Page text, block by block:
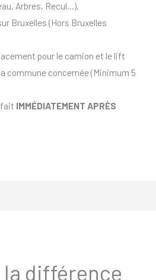
Arbres, Recul…).
Bruxelles (Hors Bruxelles
pour le camion et le lift
commune concernée (Minimum 5
IMMÉDIATEMENT APRÈS
la différence